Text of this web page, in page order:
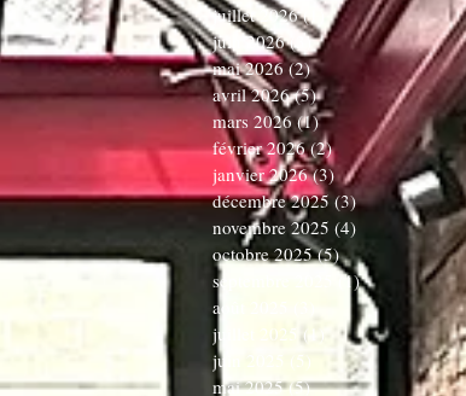
juillet 2026 (1)1 post
juin 2026 (3)3 posts
mai 2026 (2)2 posts
avril 2026 (5)5 posts
mars 2026 (1)1 post
février 2026 (2)2 posts
janvier 2026 (3)3 posts
décembre 2025 (3)3 posts
novembre 2025 (4) 4 posts
octobre 2025 (5)5 posts
septembre 2025
(1)1 post
août 2025
3 posts
juillet 2025 (1)
1 post
juin 2025
(5) 5 posts
mai 2025 (5)5 posts